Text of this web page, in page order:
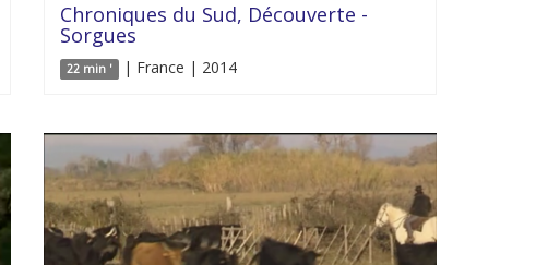
Chroniques du Sud, Découverte -
Sorgues
22 min ' | France | 2014